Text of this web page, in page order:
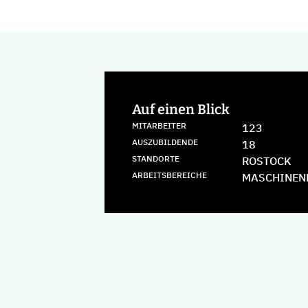
Auf einen Blick
MITARBEITER 123
AUSZUBILDENDE 18
STANDORTE ROSTOCK
ARBEITSBEREICHE